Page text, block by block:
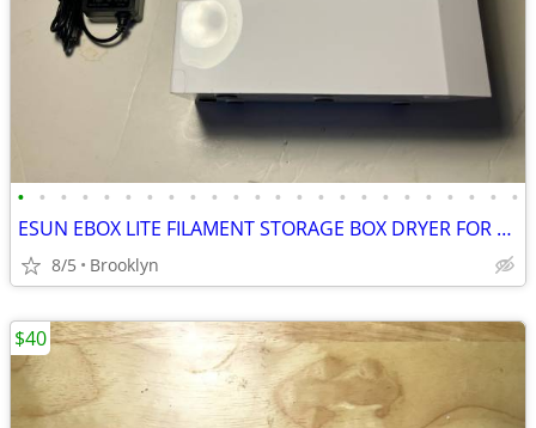
• • • • • • • • • • • • • • • • • • • • • • • •
ESUN EBOX LITE FILAMENT STORAGE BOX DRYER FOR 3D PRINTING MATERIAL PRO
8/5 Brooklyn
$40